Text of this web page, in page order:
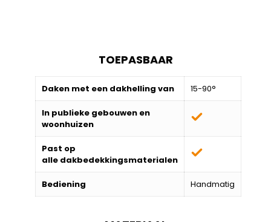
TOEPASBAAR
Daken met een dakhelling van 15-90°
In publieke gebouwen en
woonhuizen
Past op
alle dakbedekkingsmaterialen
Bediening Handmatig